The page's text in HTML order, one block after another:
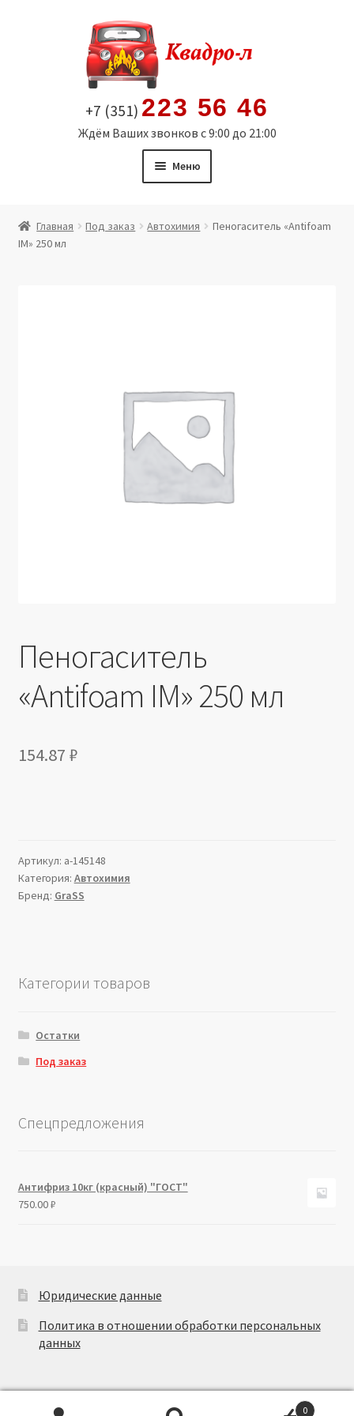
содержимому
+7 (351) 223 56 46
Ждём Ваших звонков с 9:00 до 21:00
Меню
Витрина
Юридические данные
Главная Под заказ Автохимия
Пеногаситель «Antifoam
IM» 250 мл
Пеногаситель
«Antifoam IM» 250 мл
154.87 ₽
Артикул: a-145148
Категория: Автохимия
Бренд: GraSS
Категории товаров
Остатки
Под заказ
Спецпредложения
Антифриз 10кг (красный) "ГОСТ"
750.00₽
Юридические данные
Политика в отношении обработки персональных
данных
0